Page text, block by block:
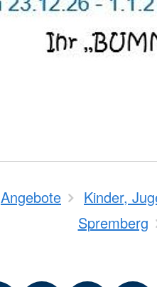
Angebote Kinder,
Spremberg